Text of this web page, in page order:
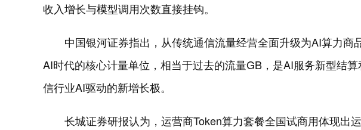
收入增长与模型调用次数直接挂钩。
中国银河证券指出，从传统通信流量经营全面升级为AI算力商
AI时代的核心计量单位，相当于过去的流量GB，是AI服务新型结
信行业AI驱动的新增长极。
长城证券研报认为，运营商Token算力套餐全国试商用体现出